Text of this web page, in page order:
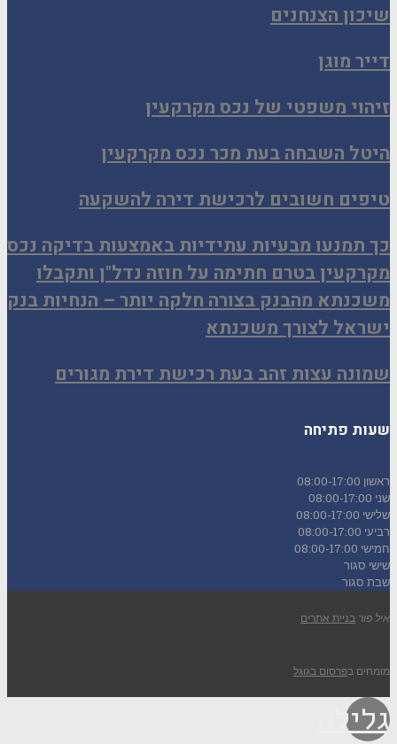
שיכון הצנחנים
דייר מוגן
זיהוי משפטי של נכס מקרקעין
היטל השבחה בעת מכר נכס מקרקעין
טיפים חשובים לרכישת דירה להשקעה
כך תמנעו מבעיות עתידיות באמצעות בדיקה נכס
מקרקעין בטרם חתימה על חוזה נדל"ן ותקבלו
משכנתא מהבנק בצורה חלקה יותר – הנחיות בנק
ישראל לצורך משכנתא
שמונה עצות זהב בעת רכישת דירת מגורים
שעות פתיחה
ראשון 08:00-17:00
שני 08:00-17:00
שלישי 08:00-17:00
רביעי 08:00-17:00
חמישי 08:00-17:00
שישי סגור
שבת סגור
איל פור בניית אתרים
מומחים בפרסום בגוגל
גלילה